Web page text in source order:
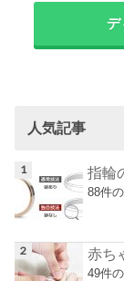
デ
人気記事
指輪
88件
赤ち
49件